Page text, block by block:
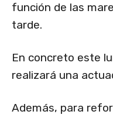
función de las
tarde.
En concreto este
realizará una
Además, para